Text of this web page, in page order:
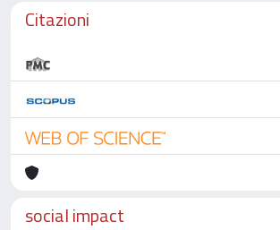
Citazioni
social impact